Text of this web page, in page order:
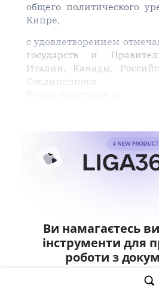
общего политического
Кипре,
с удовлетворением
государств и
Италии, Канады,
Соединенного
Ви намагаєтесь
інструменти для
роботи з
LIGA360. Залишайте